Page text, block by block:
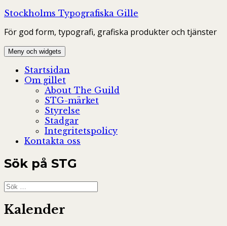
Hoppa
innehåll
Stockholms Typografiska Gille
För god form, typografi, grafiska produkter och tjänster
Meny och widgets
Startsidan
Om gillet
About The Guild
STG-märket
Styrelse
Stadgar
Integritetspolicy
Kontakta oss
Sök på STG
Sök
efter:
Kalender